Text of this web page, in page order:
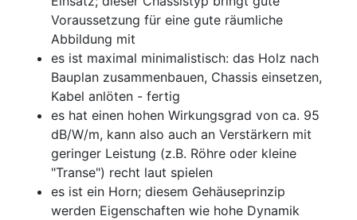
Voraussetzung für eine gute räumliche
Abbildung mit
es ist maximal minimalistisch: das Holz nach
Bauplan zusammenbauen, Chassis einsetzen,
Kabel anlöten - fertig
es hat einen hohen Wirkungsgrad von ca. 95
dB/W/m, kann also auch an Verstärkern mit
geringer Leistung (z.B. Röhre oder kleine
"Transe") recht laut spielen
es ist ein Horn; diesem Gehäuseprinzip
werden Eigenschaften wie hohe Dynamik